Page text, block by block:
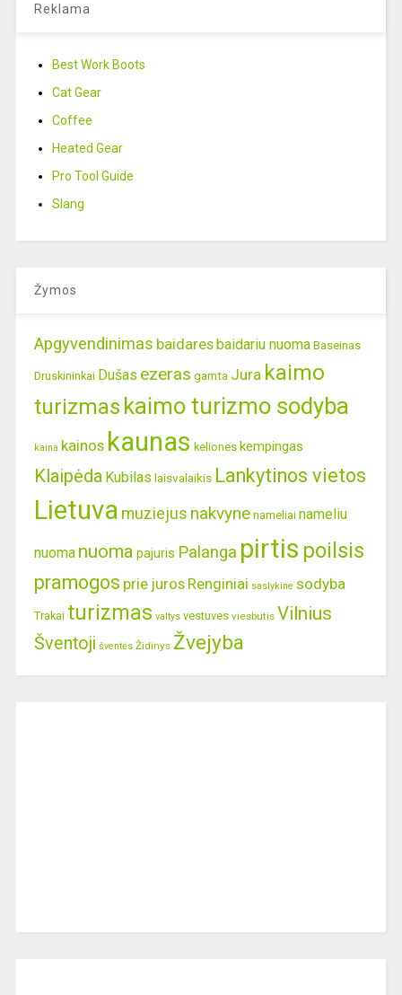
Reklama
Best Work Boots
Cat Gear
Coffee
Heated Gear
Pro Tool Guide
Slang
Žymos
Apgyvendinimas baidaresbaidariu nuoma Baseinas
Druskininkai Dušas ezeras gamta Jura kaimo
turizmas kaimo turizmo sodyba
kaina kainos kaunas keliones kempingas
Klaipėda Kubilas laisvalaikis Lankytinos vietos
Lietuva muziejus nakvyne nameliai nameliu
nuoma nuoma pajuris Palanga pirtis poilsis
pramogos prie juros Renginiai saslykine sodyba
Trakai turizmas valtys vestuves viesbutis Vilnius
Šventoji šventės Židinys Žvejyba